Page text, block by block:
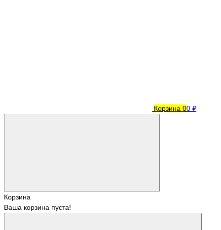
Корзина 00 ₽
Корзина
Ваша корзина пуста!